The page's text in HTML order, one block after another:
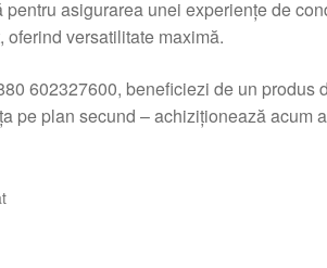
asigurarea unei experiențe de
versatilitate maximă.
602327600, beneficiezi de un produs
pe plan secund – achiziționează acum